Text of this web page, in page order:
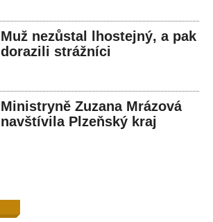
Muž nezůstal lhostejný, a pak
dorazili strážníci
Ministryně Zuzana Mrázová
navštívila Plzeňský kraj